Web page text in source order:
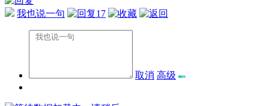
我也说一句 17
取消 高级